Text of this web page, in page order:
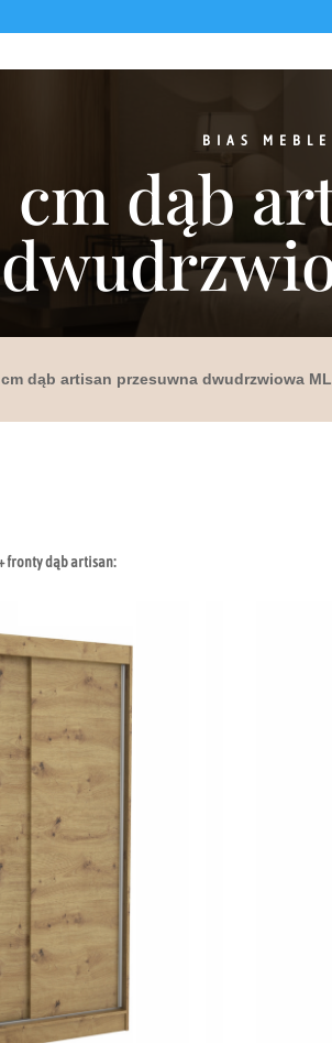
BIAS MEBLE
cm dąb
cm dąb artisan przesuwna dwudrzwiowa ML
fronty dąb artisan: